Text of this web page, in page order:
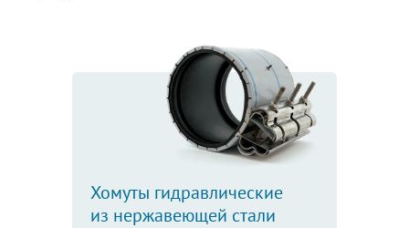
Хомуты гидравлические
из нержавеющей стали